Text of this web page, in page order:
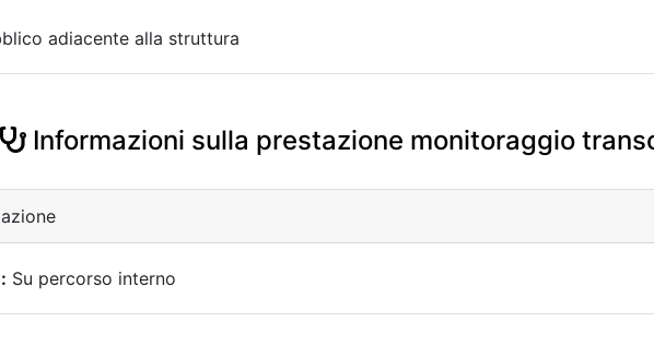
adiacente alla struttura
Informazioni sulla prestazione monitoraggio
Su percorso interno